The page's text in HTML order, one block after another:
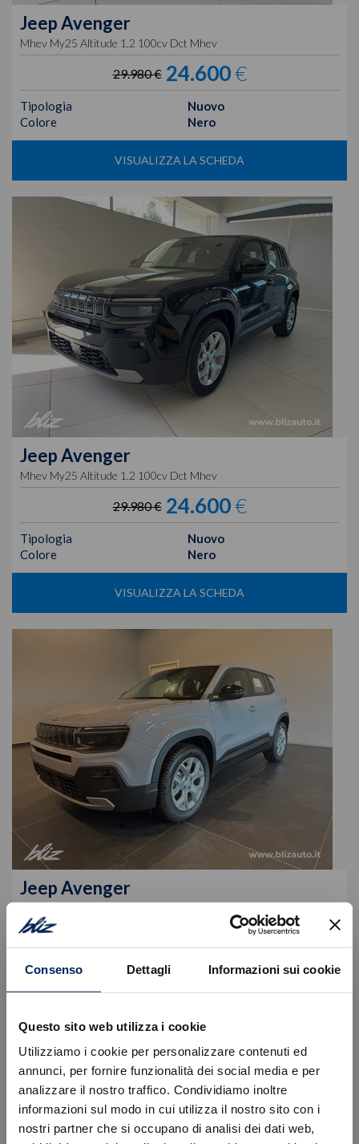
Consenso Dettagli Informazioni sui cookie
Questo sito web utilizza i cookie
Utilizziamo i cookie per personalizzare contenuti ed
annunci, per fornire funzionalità dei social media e per
analizzare il nostro traffico. Condividiamo inoltre
informazioni sul modo in cui utilizza il nostro sito con i
nostri partner che si occupano di analisi dei dati web,
JeepAvenger
Mhev My25 Altitude 1.2 100cv Dct Mhev
29.980 € 24.600€
Tipologia
Nuovo
Colore
Nero
VISUALIZZA LA SCHEDA
JeepAvenger
Mhev My25 Altitude 1.2 100cv Dct Mhev
29.980 € 24.600€
Tipologia
Nuovo
Colore
Nero
VISUALIZZA LA SCHEDA
JeepAvenger
€
Tipologia
Nuovo